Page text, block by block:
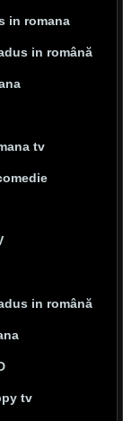
in romana
in română
tv
in română
tv